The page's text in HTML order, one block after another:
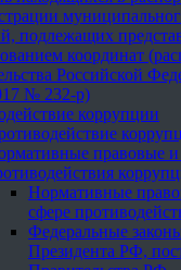
подлежащих
координат
Российской
№ 232-р)
коррупции
правовые
Нормативные
сфере
Федеральные
Президента РФ,